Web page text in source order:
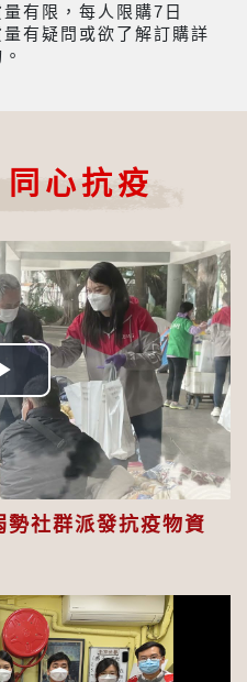
有限，每人限購7日
有疑問或欲了解訂購詳
心抗疫
Play
Video
社群派發抗疫物資